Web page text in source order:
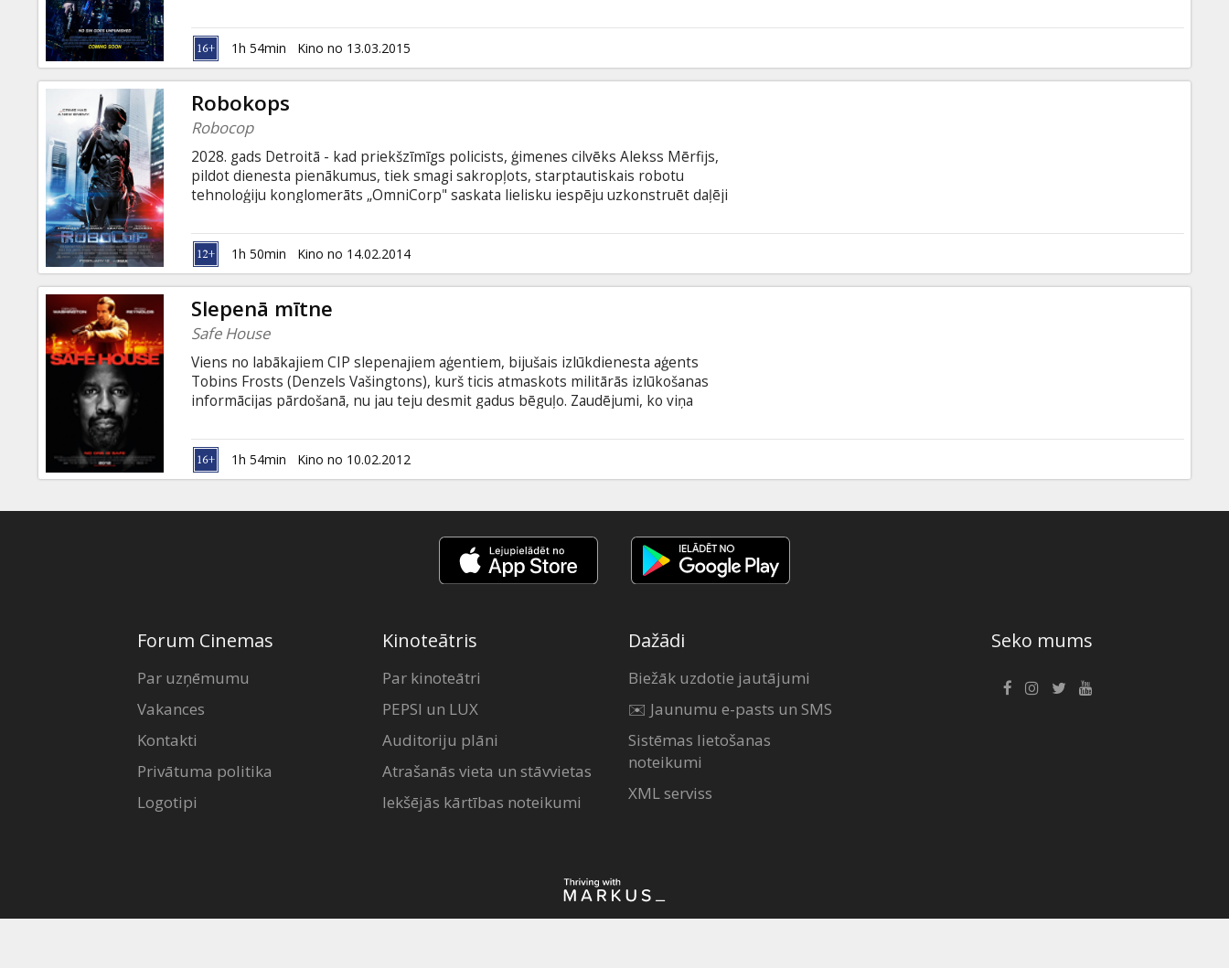
slepkavas mērķi, Džimijs nevilcinoties nostājas pret noziedzīgo pasauli, lai glābtu
savu dēlu. Džimijam ir tikai viena nakts, lai izpirktu pagātnes kļūdas un pasargātu
savu dēlu. Filma angļu valodā ar subtitriem latviešu un krievu valodā.
1h 54min Kino no 13.03.2015
Robokops
Robocop
2028. gads Detroitā - kad priekšzīmīgs policists, ģimenes cilvēks Alekss Mērfijs,
pildot dienesta pienākumus, tiek smagi sakropļots, starptautiskais robotu
tehnoloģiju konglomerāts „OmniCorp" saskata lielisku iespēju uzkonstruēt daļēji
militārajām vajadzībām, taču civilajā aizsardzībā to izmantošana līdz šim bijusi
aizliegta. Konglomerāta vadītāji cer gūt grandiozu peļņu, taču nav rēķinājušies, ka
viņu radītajā iznīcināšanas mašīnā joprojām pukst cilvēka sirds.
1h 50min Kino no 14.02.2014
Slepenā mītne
Safe House
Viens no labākajiem CIP slepenajiem aģentiem, bijušais izlūkdienesta aģents
Tobins Frosts (Denzels Vašingtons), kurš ticis atmaskots militārās izlūkošanas
informācijas pārdošanā, nu jau teju desmit gadus bēguļo. Zaudējumi, ko viņa
parādās atklātībā, jo viņa rīcībā ir slepena un ārkārtīgi vērtīga informācija. Mets
Vestons (Raiens Reinoldss) strādā CIP slepenajā mītnē Keiptaunā un cer, ka kādu
dienu viņš spēs sevi pierādīt kā īstens CIP aģents.
1h 54min Kino no 10.02.2012
Forum Cinemas
Par uzņēmumu
Vakances
Kontakti
Privātuma politika
Logotipi
Kinoteātris
Par kinoteātri
PEPSI un LUX
Auditoriju plāni
Atrašanās vieta un stāvvietas
Iekšējās kārtības noteikumi
Dažādi
Biežāk uzdotie jautājumi
✉️ Jaunumu e-pasts un SMS
Sistēmas lietošanas
noteikumi
XML serviss
Seko mums